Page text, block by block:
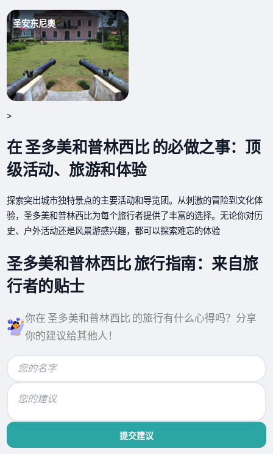
圣安东尼奥
>
在 圣多美和普林西比 的必做之事：顶
级活动、旅游和体验
探索突出城市独特景点的主要活动和导览团。从刺激的冒险到文化体
验，圣多美和普林西比为每个旅行者提供了丰富的选择。无论你对历
史、户外活动还是风景游感兴趣，都可以探索难忘的体验
圣多美和普林西比 旅行指南：来自旅
行者的贴士
你在 圣多美和普林西比 的旅行有什么心得吗？分享
你的建议给其他人！
提交建议